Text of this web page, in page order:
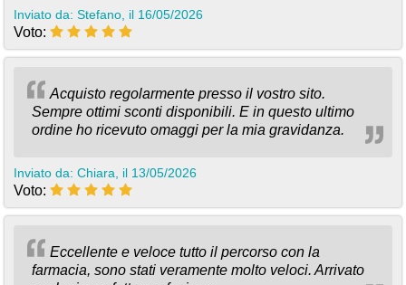
Inviato da: Stefano, il 16/05/2026
Voto:
Acquisto regolarmente presso il vostro sito.
Sempre ottimi sconti disponibili. E in questo ultimo
ordine ho ricevuto omaggi per la mia gravidanza.
Inviato da: Chiara, il 13/05/2026
Voto:
Eccellente e veloce tutto il percorso con la
farmacia, sono stati veramente molto veloci. Arrivato